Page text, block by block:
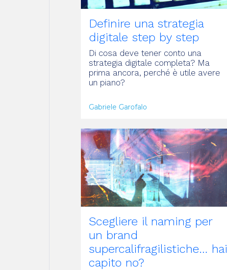
Definire una strategia
digitale step by step
Di cosa deve tener conto una
strategia digitale completa? Ma
prima ancora, perché è utile avere
un piano?
Gabriele Garofalo
Scegliere il naming per
un brand
supercalifragilistiche… hai
capito no?